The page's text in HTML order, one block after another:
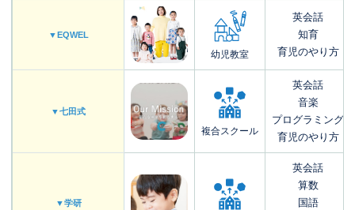
▼EQWEL
幼児教室
英会話
知育
育児のやり方
▼七田式
複合スクール
英会話
音楽
プログラミング
育児のやり方
▼学研
英会話
算数
国語